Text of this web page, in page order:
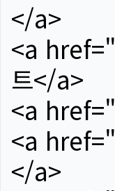
</a>
<a href="
트</a>
<a href="
<a href="
</a>